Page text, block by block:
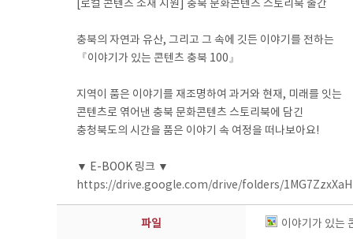
[로컬 콘텐츠 소재 지원] 충북 문화콘텐츠 스토리북 출간
충북의 자연과 유산, 그리고 그 속에 깃든 이야기를 전하는
『이야기가 있는 콘텐츠 충북 100』
지역이 품은 이야기를 재조명하여 과거와 현재, 미래를 잇는
콘텐츠로 엮어낸 충북 문화콘텐츠 스토리북에 담긴
충청북도의 시간을 품은 이야기 속 여정을 떠나보아요!
▼ E-BOOK 링크 ▼
https://drive.google.com/drive/folders/
파일 이야기가 있는